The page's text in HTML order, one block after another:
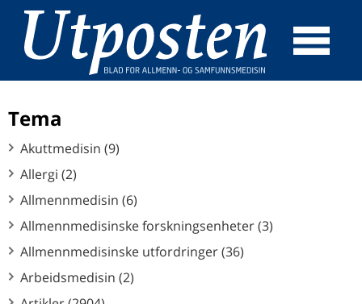
☰
Tema
Akuttmedisin (9)
Allergi (2)
Allmennmedisin (6)
Allmennmedisinske forskningsenheter (3)
Allmennmedisinske utfordringer (36)
Arbeidsmedisin (2)